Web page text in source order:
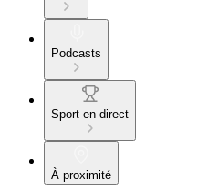
Podcasts
Sport en direct
À proximité